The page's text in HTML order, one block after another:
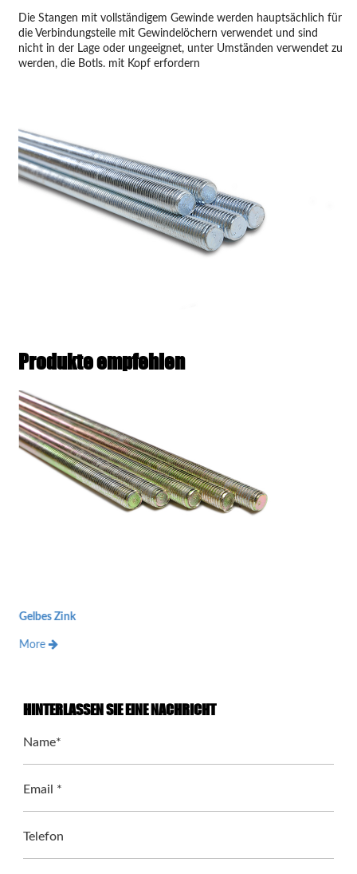
Die Stangen mit vollständigem Gewinde werden hauptsächlich für
die Verbindungsteile mit Gewindelöchern verwendet und sind
nicht in der Lage oder ungeeignet, unter Umständen verwendet zu
werden, die Botls. mit Kopf erfordern
Produkte empfehlen
Gelbes Zink
More
HINTERLASSEN SIE EINE NACHRICHT
Name*
Email *
Telefon